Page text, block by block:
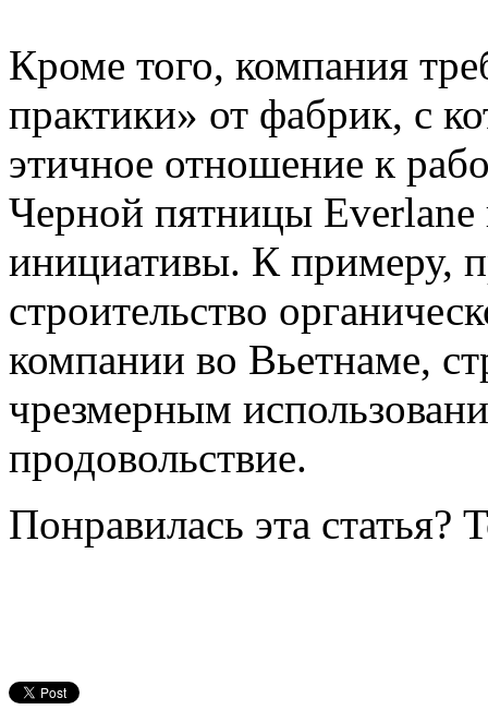
Кроме того, компания
практики» от фабрик, с
этичное отношение к
Черной пятницы Everlane
инициативы. К примеру,
строительство
компании во Вьетнаме,
чрезмерным
продовольствие.
Понравилась эта статья?